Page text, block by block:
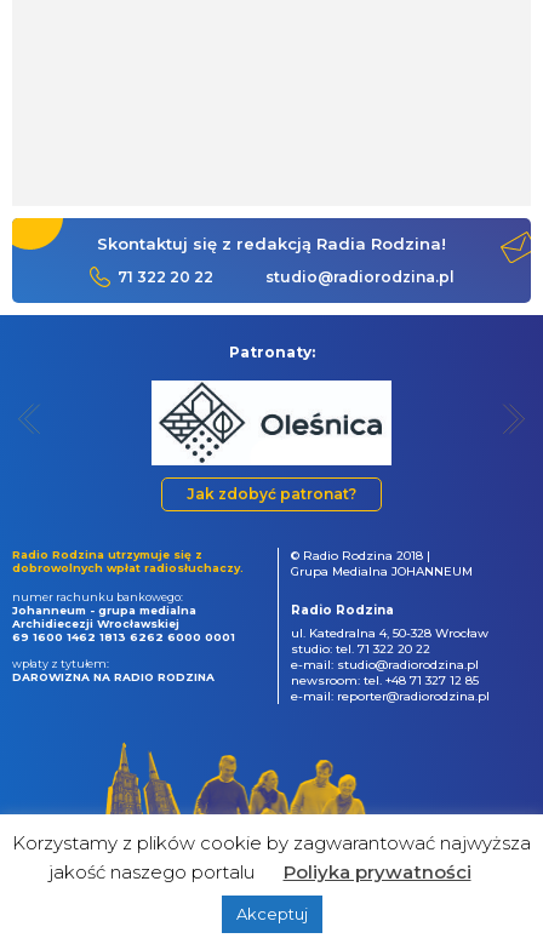
Skontaktuj się z redakcją Radia Rodzina!
71 322 20 22 studio@radiorodzina.pl
Patronaty:
Jak zdobyć patronat?
Radio Rodzina utrzymuje się z
dobrowolnych wpłat radiosłuchaczy.
numer rachunku bankowego:
Johanneum - grupa medialna
Archidiecezji Wrocławskiej
69 1600 1462 1813 6262 6000 0001
wpłaty z tytułem:
DAROWIZNA NA RADIO RODZINA
© Radio Rodzina 2018 |
Grupa Medialna JOHANNEUM
Radio Rodzina
ul. Katedralna 4, 50-328 Wrocław
studio: tel. 71 322 20 22
e-mail: studio@radiorodzina.pl
newsroom: tel. +48 71 327 12 85
e-mail: reporter@radiorodzina.pl
&
Korzystamy z plików cookie by zagwarantować najwyższa
jakość naszego portalu
Poliyka prywatności
Akceptuj